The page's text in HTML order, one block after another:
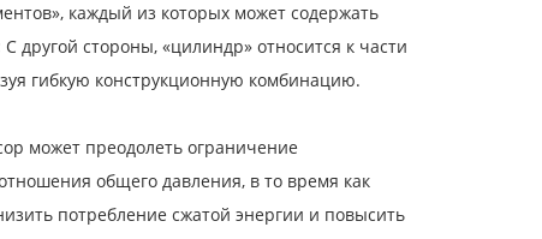
каждый из которых может содержать
другой стороны, «цилиндр» относится к части
гибкую конструкционную комбинацию.
может преодолеть ограничение
общего давления, в то время как
потребление сжатой энергии и повысить